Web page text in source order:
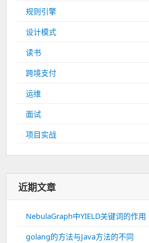
规则引擎
设计模式
读书
跨境支付
运维
面试
项目实战
近期文章
NebulaGraph中YIELD关键词的作用
golang的方法与Java方法的不同